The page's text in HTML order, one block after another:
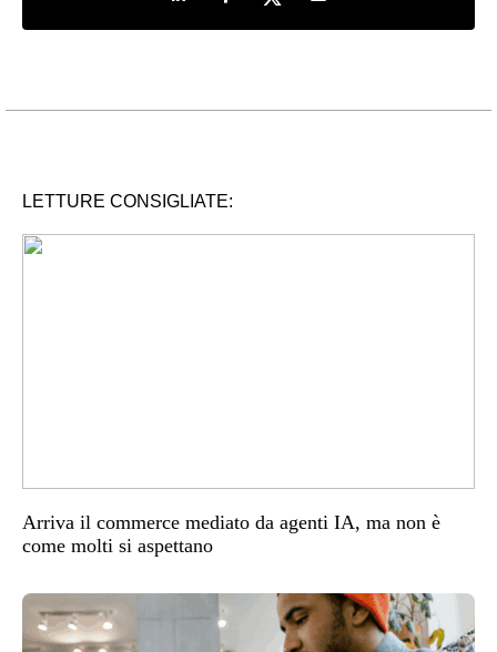
LETTURE CONSIGLIATE:
Arriva il commerce mediato da agenti IA, ma non è
come molti si aspettano